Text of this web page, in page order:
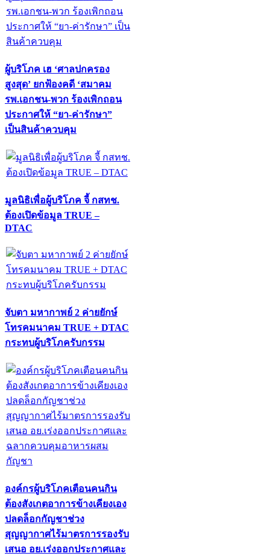
ผู้บริโภค เฮ ‘ศาลปกครอง
สูงสุด’ ยกฟ้องคดี ‘สมาคม
รพ.เอกชน-พวก ร้องเพิกถอน
ประกาศให้ “ยา-ค่ารักษา”
เป็นสินค้าควบคุม
มูลนิธิเพื่อผู้บริโภค จี้ กสทช.
ต้องเปิดข้อมูล TRUE –
DTAC
จับตา มหากาพย์ 2 ค่ายยักษ์
โทรคมนาคม TRUE + DTAC
กระทบผู้บริโภครับกรรม
องค์กรผู้บริโภคเตือนคนกิน
ต้องสังเกตอาการข้างเคียงเอง
ปลดล็อกกัญชาช่วง
สุญญากาศไร้มาตรการรองรับ
เสนอ อย.เร่งออกประกาศและ